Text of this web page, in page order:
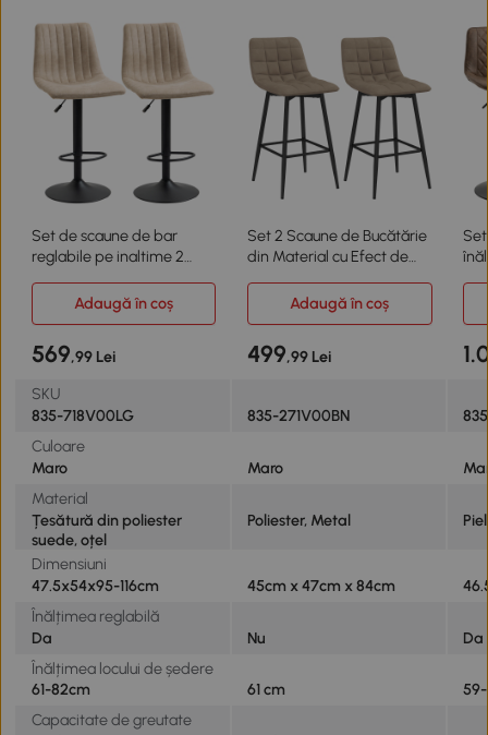
Set de scaune de bar
reglabile pe inaltime 2
Set 2 Scaune de Bucătărie
din Material cu Efect de
Adaugă în coș
Adaugă în coș
569,99 Lei 499,99 Lei
SKU
835-718V00LG
835-271V00BN
Culoare
Maro
Maro
Material
Țesătură din poliester
suede, oțel
Poliester, Metal
Dimensiuni
47.5x54x95-116cm
45cm x 47cm x 84cm
Înălțimea reglabilă
Da
Nu
Da
Înălțimea locului de ședere
61-82cm
61 cm
Capacitate de greutate